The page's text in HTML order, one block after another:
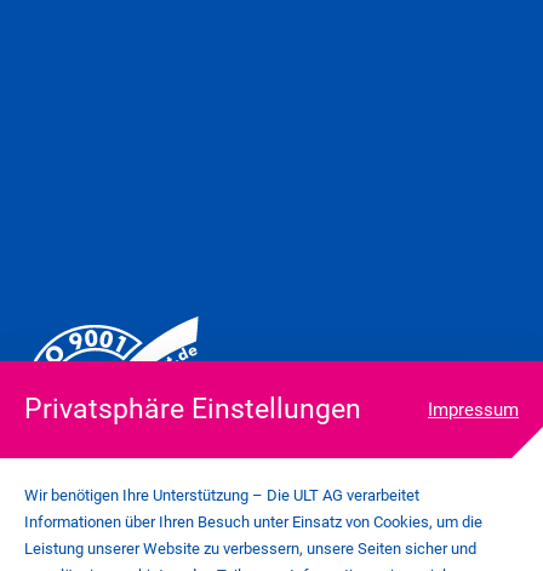
Privatsphäre Einstellungen Impressum
Wir benötigen Ihre Unterstützung – Die ULT AG verarbeitet
Informationen über Ihren Besuch unter Einsatz von Cookies, um die
Leistung unserer Website zu verbessern, unsere Seiten sicher und